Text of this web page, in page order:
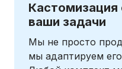
ваши задачи
Мы не просто
мы адаптируем